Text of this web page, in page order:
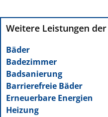
Weitere Leistungen
Bäder
Badezimmer
Badsanierung
Barrierefreie Bäder
Erneuerbare Energien
Heizung